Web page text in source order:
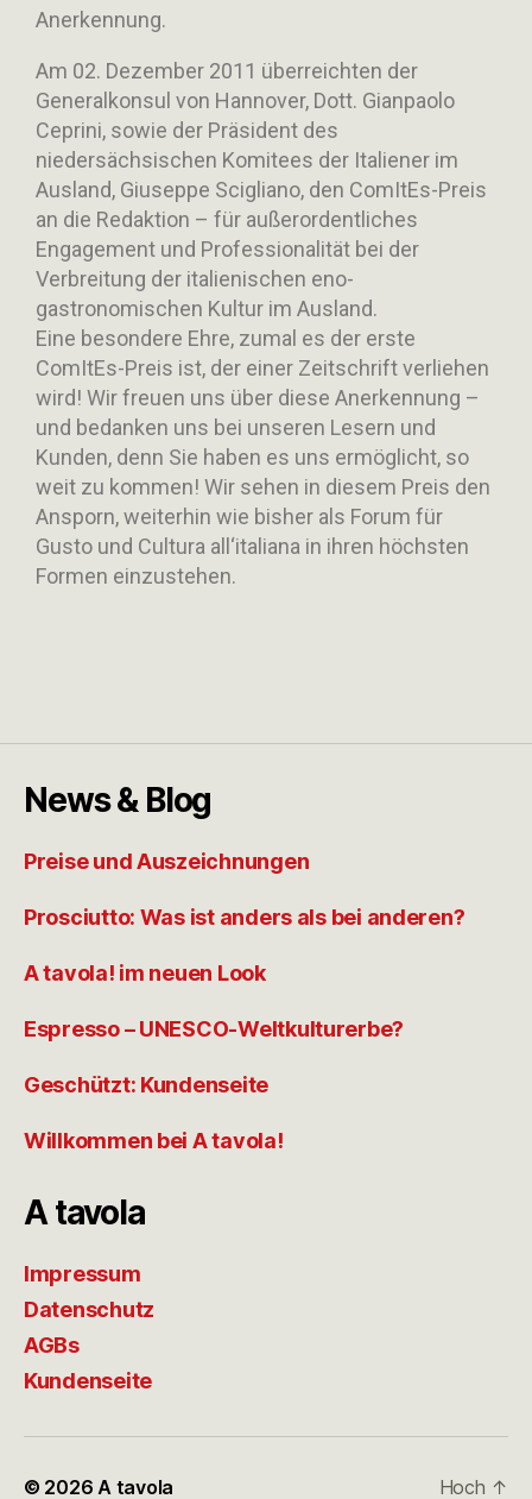
Anerkennung.
Am 02. Dezember 2011 überreichten der
Generalkonsul von Hannover, Dott. Gianpaolo
Ceprini, sowie der Präsident des
niedersächsischen Komitees der Italiener im
Ausland, Giuseppe Scigliano, den ComItEs-Preis
an die Redaktion – für außerordentliches
Engagement und Professionalität bei der
Verbreitung der italienischen eno-
gastronomischen Kultur im Ausland.
Eine besondere Ehre, zumal es der erste
ComItEs-Preis ist, der einer Zeitschrift verliehen
wird! Wir freuen uns über diese Anerkennung –
und bedanken uns bei unseren Lesern und
Kunden, denn Sie haben es uns ermöglicht, so
weit zu kommen! Wir sehen in diesem Preis den
Ansporn, weiterhin wie bisher als Forum für
Gusto und Cultura all‘italiana in ihren höchsten
Formen einzustehen.
News & Blog
Preise und Auszeichnungen
Prosciutto: Was ist anders als bei anderen?
A tavola! im neuen Look
Espresso – UNESCO-Weltkulturerbe?
Geschützt: Kundenseite
Willkommen bei A tavola!
A tavola
Impressum
Datenschutz
AGBs
Kundenseite
© 2026 A tavola Hoch ↑